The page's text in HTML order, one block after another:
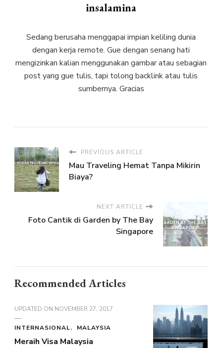
insalamina
Sedang berusaha menggapai impian keliling dunia
dengan kerja remote. Gue dengan senang hati
mengizinkan kalian menggunakan gambar atau sebagian
post yang gue tulis, tapi tolong backlink atau tulis
sumbernya. Gracias
PREVIOUS ARTICLE
Mau Traveling Hemat Tanpa Mikirin
Biaya?
NEXT ARTICLE
Foto Cantik di Garden by The Bay
Singapore
Recommended Articles
UPDATED ON NOVEMBER 27, 2017
INTERNASIONAL MALAYSIA
Meraih Visa Malaysia